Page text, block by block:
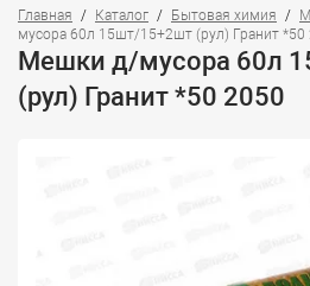
Главная Каталог Бытовая химия
мусора 60л 15шт/15+2шт (рул) Гранит *50
Мешки д/мусора 60л
(рул) Гранит *50 2050